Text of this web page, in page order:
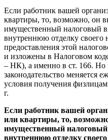
Если работник вашей
квартиры, то, возможно, он
имущественный налоговый
внутреннюю отделку своего
предоставления этой
и изложены в Налоговом
– НК), а именно в ст. 166. Но
законодательство меняется
условия получения
г.
Если работник вашей
или квартиры, то,
имущественный налоговый
внутреннюю отделку